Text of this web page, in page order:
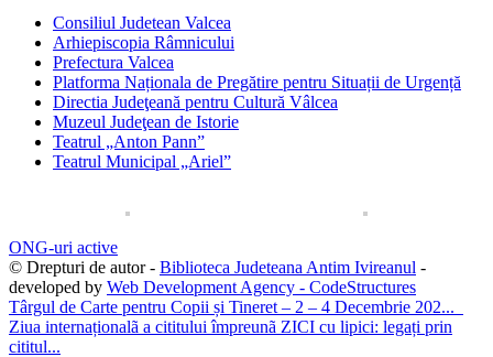
Consiliul Judetean Valcea
Arhiepiscopia Râmnicului
Prefectura Valcea
Platforma Naționala de Pregătire pentru Situații de Urgență
Directia Judeţeană pentru Cultură Vâlcea
Muzeul Judeţean de Istorie
Teatrul „Anton Pann”
Teatrul Municipal „Ariel”
ONG-uri active
© Drepturi de autor - Biblioteca Judeteana Antim Ivireanul -
developed by Web Development Agency - CodeStructures
Târgul de Carte pentru Copii și Tineret – 2 – 4 Decembrie 202...
Ziua internaționalã a cititului împreunã ZICI cu lipici: legați prin
cititul...